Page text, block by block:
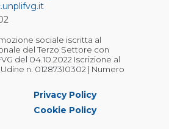
sociale iscritta al
del Terzo Settore con
del 04.10.2022 Iscrizione al
n. 01287310302 | Numero
Privacy Policy
Cookie Policy